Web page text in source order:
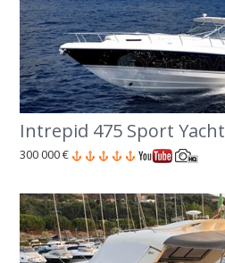
Intrepid 475 Sport Yacht
300 000 €